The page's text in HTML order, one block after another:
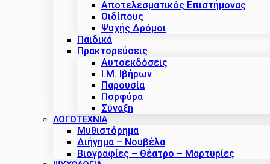
Αποτελεσματικός Επιστήμονας
Οιδίπους
Ψυχής Δρόμοι
Παιδικά
Πρακτoρεύσεις
Αυτοεκδόσεις
Ι.Μ. Ιβήρων
Παρουσία
Πορφύρα
Σύναξη
ΛΟΓΟΤΕΧΝΙΑ
Μυθιστόρημα
Διήγημα – Νουβέλα
Βιογραφίες – Θέατρο – Μαρτυρίες